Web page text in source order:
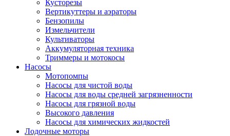
Кусторезы
Вертикуттеры и аэраторы
Бензопилы
Измельчители
Культиваторы
Аккумуляторная техника
Триммеры и мотокосы
Насосы
Мотопомпы
Насосы для чистой воды
Насосы для воды средней загрязненности
Насосы для грязной воды
Высокого давления
Насосы для химических жидкостей
Лодочные моторы